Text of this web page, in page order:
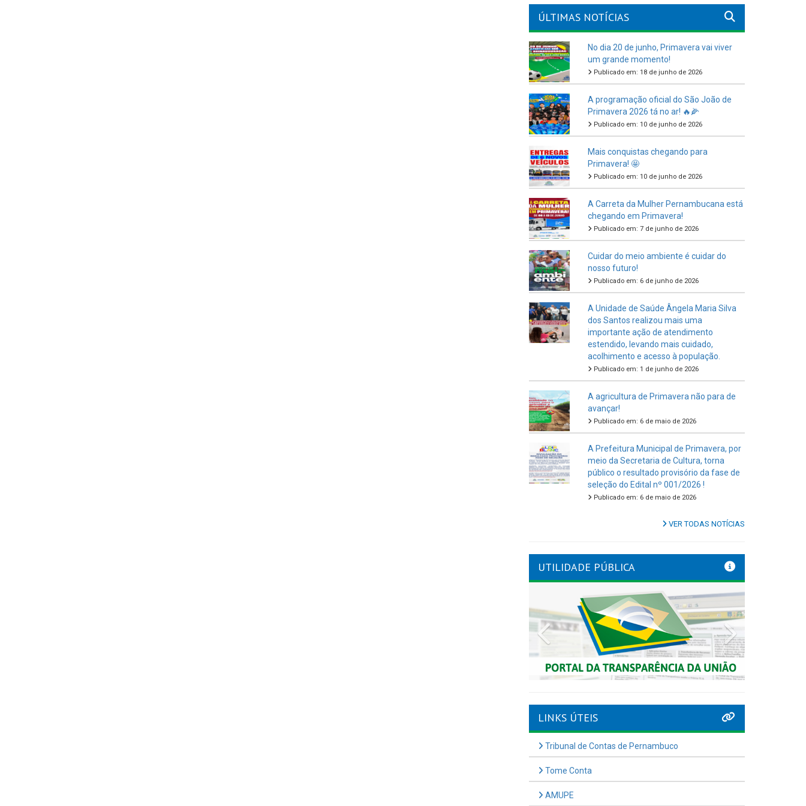
ÚLTIMAS NOTÍCIAS
No dia 20 de junho, Primavera vai viver
um grande momento!
Publicado em: 18 de junho de 2026
A programação oficial do São João de
Primavera 2026 tá no ar! 🔥🌽
Publicado em: 10 de junho de 2026
Mais conquistas chegando para
Primavera! 🤩
Publicado em: 10 de junho de 2026
A Carreta da Mulher Pernambucana está
chegando em Primavera!
Publicado em: 7 de junho de 2026
Cuidar do meio ambiente é cuidar do
nosso futuro!
Publicado em: 6 de junho de 2026
A Unidade de Saúde Ângela Maria Silva
dos Santos realizou mais uma
importante ação de atendimento
estendido, levando mais cuidado,
acolhimento e acesso à população.
Publicado em: 1 de junho de 2026
A agricultura de Primavera não para de
avançar!
Publicado em: 6 de maio de 2026
A Prefeitura Municipal de Primavera, por
meio da Secretaria de Cultura, torna
público o resultado provisório da fase de
seleção do Edital nº 001/2026 !
Publicado em: 6 de maio de 2026
VER TODAS NOTÍCIAS
UTILIDADE PÚBLICA
Previous
LINKS ÚTEIS
Tribunal de Contas de Pernambuco
Tome Conta
AMUPE